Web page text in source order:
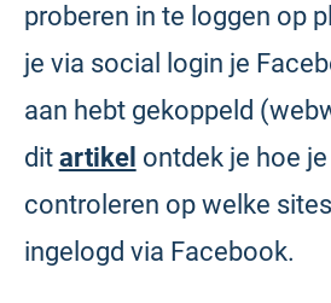
proberen in te loggen op
je via social login je
aan hebt gekoppeld
dit artikel ontdek je hoe
controleren op welke
ingelogd via Facebook.